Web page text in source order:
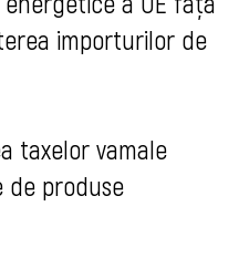
importurilor de
taxelor vamale
de produse